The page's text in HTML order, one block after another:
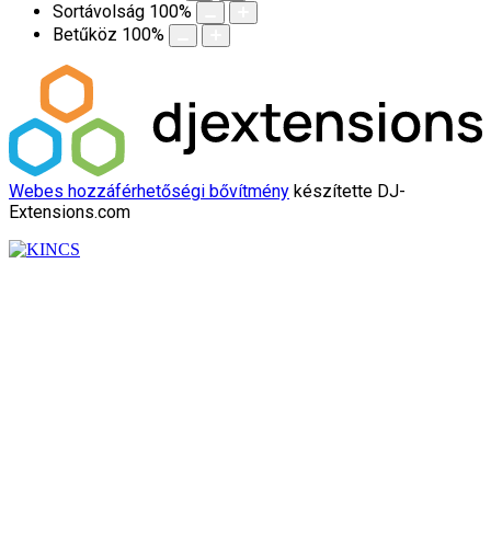
Sortávolság 100%
Betűköz 100%
Webes hozzáférhetőségi bővítmény készítette DJ-
Extensions.com